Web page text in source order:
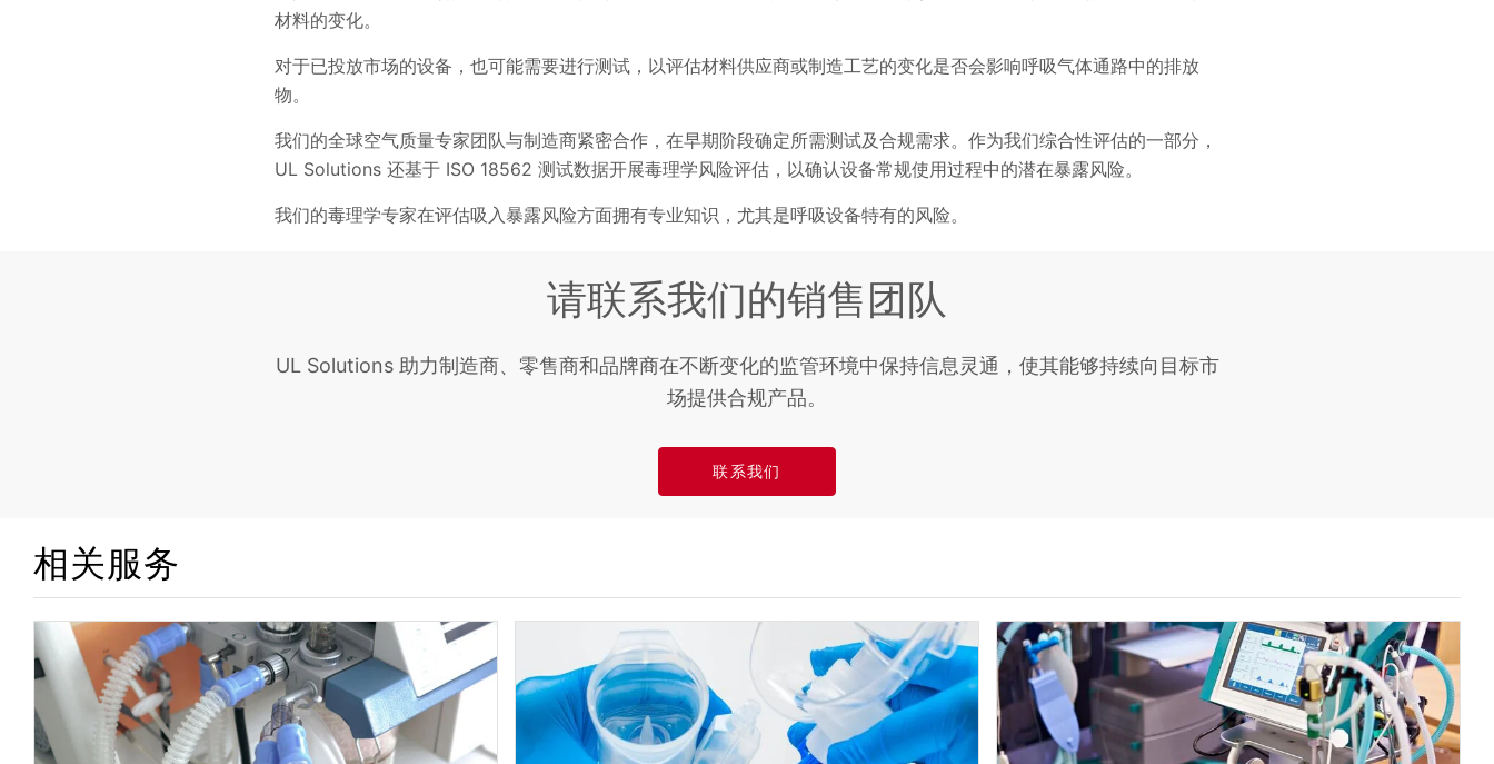
材料的变化。
对于已投放市场的设备，也可能需要进行测试，以评估材料供应商或制造工艺的变化是否会影响呼吸气体通路中的排放
物。
我们的全球空气质量专家团队与制造商紧密合作，在早期阶段确定所需测试及合规需求。作为我们综合性评估的一部分，
UL Solutions 还基于 ISO 18562 测试数据开展毒理学风险评估，以确认设备常规使用过程中的潜在暴露风险。
我们的毒理学专家在评估吸入暴露风险方面拥有专业知识，尤其是呼吸设备特有的风险。
请联系我们的销售团队
UL Solutions 助力制造商、零售商和品牌商在不断变化的监管环境中保持信息灵通，使其能够持续向目标市
场提供合规产品。
联系我们
相关服务